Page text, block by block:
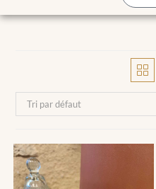
Tri par défaut